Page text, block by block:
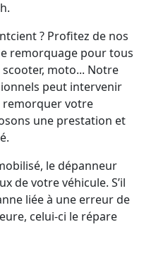
? Profitez de nos
remorquage pour tous
moto... Notre
peut intervenir
votre
une prestation et
le dépanneur
de votre véhicule. S’il
liée à une erreur de
celui-ci le répare